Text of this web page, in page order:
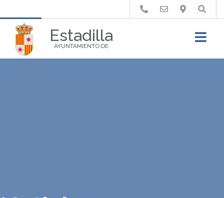
Estadilla
AYUNTAMIENTO DE
Buscar